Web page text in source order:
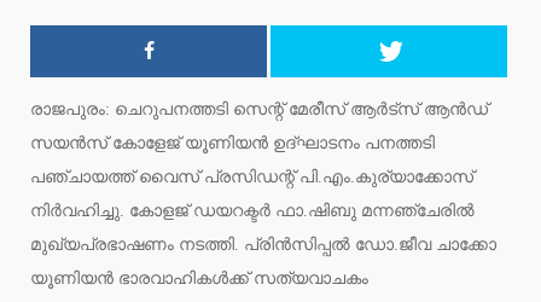
രാജപുരം: ചെറുപനത്തടി സെന്റ് മേരീസ് ആര്‍ട്‌സ് ആന്‍ഡ്
സയന്‍സ് കോളേജ് യൂണിയന്‍ ഉദ്ഘാടനം പനത്തടി
പഞ്ചായത്ത് വൈസ് പ്രസിഡന്റ് പി.എം.കുര്യാക്കോസ്
നിര്‍വഹിച്ചു. കോളജ് ഡയറക്ടര്‍ ഫാ.ഷിബു മന്നഞ്ചേരില്‍
മുഖ്യപ്രഭാഷണം നടത്തി. പ്രിന്‍സിപ്പല്‍ ഡോ.ജീവ ചാക്കോ
യൂണിയന്‍ ഭാരവാഹികള്‍ക്ക് സത്യവാചകം